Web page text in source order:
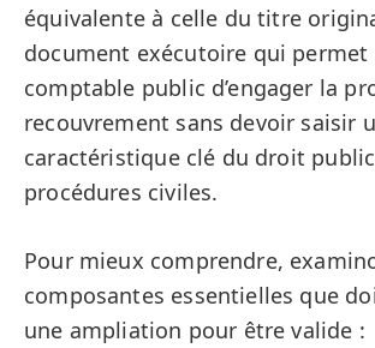
équivalente à celle du titre
document exécutoire qui permet
comptable public d’engager la
recouvrement sans devoir saisir
caractéristique clé du droit
procédures civiles.
Pour mieux comprendre,
composantes essentielles que
une ampliation pour être valide :